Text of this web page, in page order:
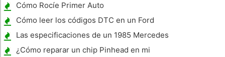
Cómo Rocíe Primer Auto
Cómo leer los códigos DTC en un Ford
Taurus
Las especificaciones de un 1985 Mercedes
190 E
¿Cómo reparar un chip Pinhead en mi